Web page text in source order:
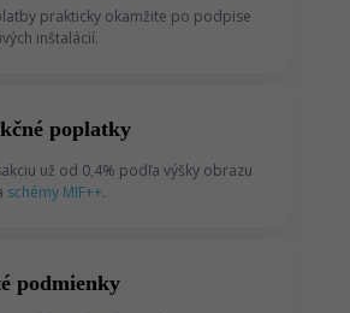
prakticky okamžite po podpise
inštalácií.
poplatky
už od 0,4% podľa výšky obrazu
schémy MIF++.
podmienky